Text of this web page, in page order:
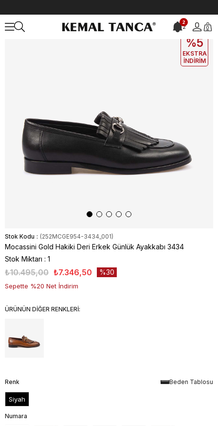
2
2 0
EKLE5
%5
EKSTRA
İNDİRİM
Stok Kodu (252MCGE954-3434_001)
Mocassini Gold Hakiki Deri Erkek Günlük Ayakkabı 3434
Stok Miktarı : 1
₺10.495,00 ₺7.346,50 30
Sepette %20 Net İndirim
ÜRÜNÜN DİĞER RENKLERİ:
Beden Tablosu
Renk
Siyah
Numara